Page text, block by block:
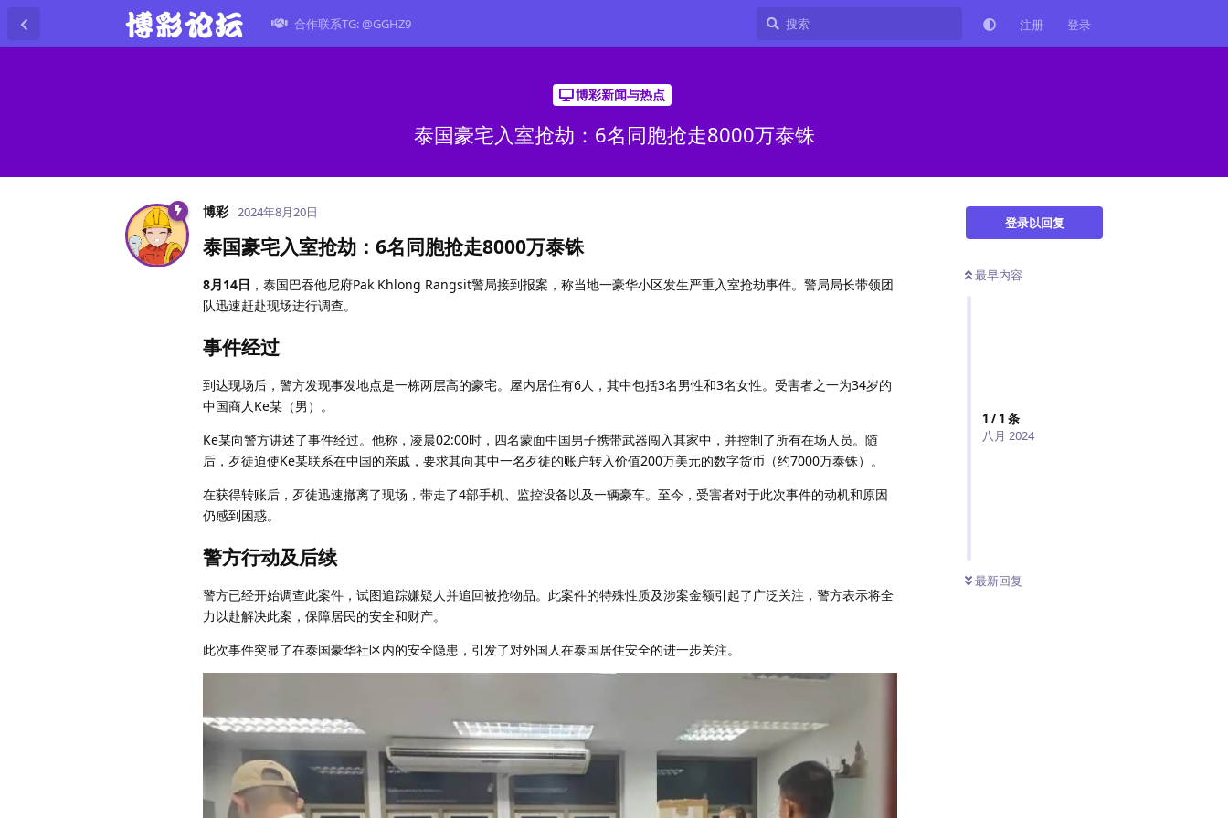
合作联系TG: @GGHZ9 注册 登录
博彩新闻与热点
泰国豪宅入室抢劫：6名同胞抢走8000万泰铢
登录以回复
最早内容
1 /1 条
八月 2024
最新回复
博彩 2024年8月20日
泰国豪宅入室抢劫：6名同胞抢走8000万泰铢
8月14日 ，泰国巴吞他尼府Pak Khlong Rangsit警局接到报案，称当地一豪华小区发生严重入室抢劫事件。警局局长带领团
队迅速赶赴现场进行调查。
事件经过
到达现场后，警方发现事发地点是一栋两层高的豪宅。屋内居住有6人，其中包括3名男性和3名女性。受害者之一为34岁的
中国商人Ke某（男）。
Ke某向警方讲述了事件经过。他称，凌晨02:00时，四名蒙面中国男子携带武器闯入其家中，并控制了所有在场人员。随
后，歹徒迫使Ke某联系在中国的亲戚，要求其向其中一名歹徒的账户转入价值200万美元的数字货币（约7000万泰铢）。
在获得转账后，歹徒迅速撤离了现场，带走了4部手机、监控设备以及一辆豪车。至今，受害者对于此次事件的动机和原因
仍感到困惑。
警方行动及后续
警方已经开始调查此案件，试图追踪嫌疑人并追回被抢物品。此案件的特殊性质及涉案金额引起了广泛关注，警方表示将全
力以赴解决此案，保障居民的安全和财产。
此次事件突显了在泰国豪华社区内的安全隐患，引发了对外国人在泰国居住安全的进一步关注。